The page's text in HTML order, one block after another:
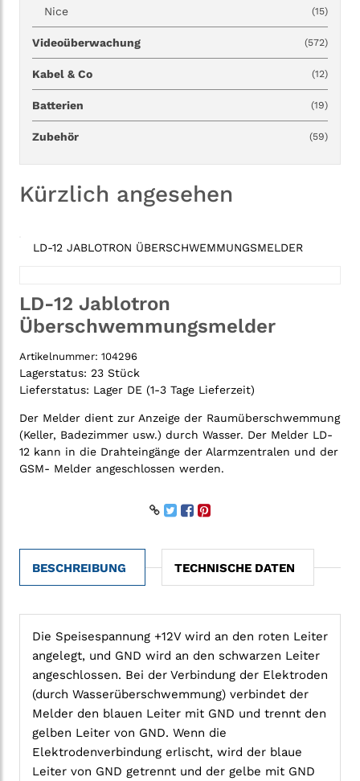
Nice (15)
Videoüberwachung (572)
Kabel & Co (12)
Batterien (19)
Zubehör (59)
Kürzlich angesehen
LD-12 JABLOTRON ÜBERSCHWEMMUNGSMELDER
LD-12 Jablotron
Überschwemmungsmelder
Artikelnummer: 104296
Lagerstatus: 23 Stück
Lieferstatus: Lager DE (1-3 Tage Lieferzeit)
Der Melder dient zur Anzeige der Raumüberschwemmung
(Keller, Badezimmer usw.) durch Wasser. Der Melder LD-
12 kann in die Drahteingänge der Alarmzentralen und der
GSM- Melder angeschlossen werden.
BESCHREIBUNG TECHNISCHE DATEN
Die Speisespannung +12V wird an den roten Leiter
angelegt, und GND wird an den schwarzen Leiter
angeschlossen. Bei der Verbindung der Elektroden
(durch Wasserüberschwemmung) verbindet der
Melder den blauen Leiter mit GND und trennt den
gelben Leiter von GND. Wenn die
Elektrodenverbindung erlischt, wird der blaue
Leiter von GND getrennt und der gelbe mit GND